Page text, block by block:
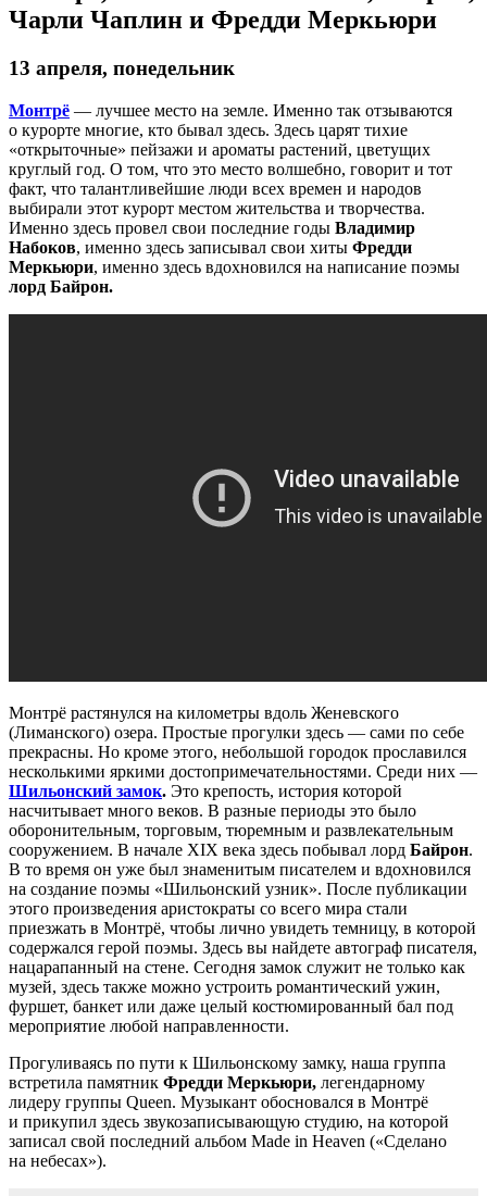
Чарли Чаплин и Фредди Меркьюри
13 апреля, понедельник
Монтрё — лучшее место на земле. Именно так отзываются
о курорте многие, кто бывал здесь. Здесь царят тихие
«открыточные» пейзажи и ароматы растений, цветущих
круглый год. О том, что это место волшебно, говорит и тот
факт, что талантливейшие люди всех времен и народов
выбирали этот курорт местом жительства и творчества.
Именно здесь провел свои последние годы Владимир
Набоков, именно здесь записывал свои хиты Фредди
Меркьюри, именно здесь вдохновился на написание поэмы
лорд Байрон.
Монтрё растянулся на километры вдоль Женевского
(Лиманского) озера. Простые прогулки здесь — сами по себе
прекрасны. Но кроме этого, небольшой городок прославился
несколькими яркими достопримечательностями. Среди них —
Шильонский замок. Это крепость, история которой
насчитывает много веков. В разные периоды это было
оборонительным, торговым, тюремным и развлекательным
сооружением. В начале XIX века здесь побывал лорд Байрон.
В то время он уже был знаменитым писателем и вдохновился
на создание поэмы «Шильонский узник». После публикации
этого произведения аристократы со всего мира стали
приезжать в Монтрё, чтобы лично увидеть темницу, в которой
содержался герой поэмы. Здесь вы найдете автограф писателя,
нацарапанный на стене. Сегодня замок служит не только как
музей, здесь также можно устроить романтический ужин,
фуршет, банкет или даже целый костюмированный бал под
мероприятие любой направленности.
Прогуливаясь по пути к Шильонскому замку, наша группа
встретила памятник Фредди Меркьюри, легендарному
лидеру группы Queen. Музыкант обосновался в Монтрё
и прикупил здесь звукозаписывающую студию, на которой
записал свой последний альбом Made in Heaven («Сделано
на небесах»).